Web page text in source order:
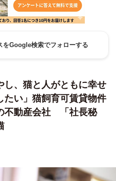
をGoogle検索でフォローする
し、猫と人がともに幸せ
たい」猫飼育可賃貸物件
不動産会社 「社長秘